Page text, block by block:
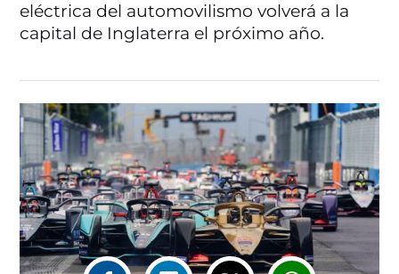
eléctrica del automovilismo volverá a la
capital de Inglaterra el próximo año.